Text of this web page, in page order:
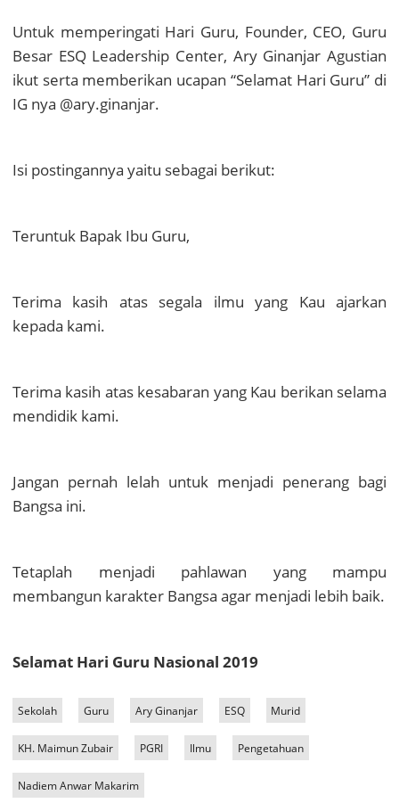
Untuk memperingati Hari Guru, Founder, CEO, Guru
Besar ESQ Leadership Center, Ary Ginanjar Agustian
ikut serta memberikan ucapan “Selamat Hari Guru” di
IG nya @ary.ginanjar.
Isi postingannya yaitu sebagai berikut:
Teruntuk Bapak Ibu Guru,
Terima kasih atas segala ilmu yang Kau ajarkan
kepada kami.
Terima kasih atas kesabaran yang Kau berikan selama
mendidik kami.
Jangan pernah lelah untuk menjadi penerang bagi
Bangsa ini.
Tetaplah menjadi pahlawan yang mampu
membangun karakter Bangsa agar menjadi lebih baik.
Selamat Hari Guru Nasional 2019
Sekolah Guru Ary Ginanjar ESQ Murid
KH. Maimun Zubair PGRI Ilmu Pengetahuan
Nadiem Anwar Makarim